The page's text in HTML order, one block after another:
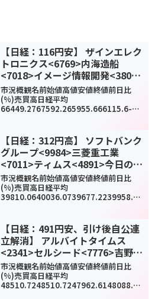
【日経：116円安】 ザインエレク
トロニクス<6769>内海造船
<7018>イメージ情報開発<3803>
今日のデイトレ7月22日
市況概観名前始値高値安値終値前日比
(%)売買高日経平均
66449.2767592.265955.666115.6-
【日経：312円高】 ソフトバンク
グループ<9984>三菱重工業
<7011>ティムス<4891>今日のデ
イトレ1月23日
市況概観名前始値高値安値終値前日比
(%)売買高日経平均
39810.0640036.0739677.2239958.87
【日経：491円安、引け後自公連
立解消】 アルバイトタイムス
<2341>セルシード<7776>吉野家
ホールディングス<9861>今日の
デイトレ10月10日
市況概観名前始値高値安値終値前日比
(%)売買高日経平均
48510.7248510.7247962.6148088.8-